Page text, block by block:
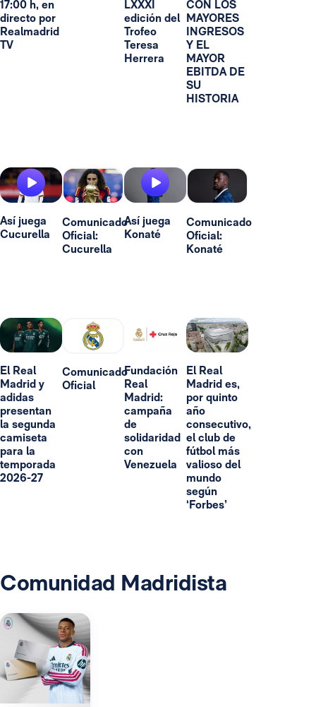
17:00 h, en
directo por
Realmadrid
TV
LXXXI
edición del
Trofeo
Teresa
Herrera
CON LOS
MAYORES
INGRESOS
Y EL
MAYOR
EBITDA DE
SU
HISTORIA
Así juega
Cucurella
Comunicado
Oficial:
Cucurella
Así juega
Konaté
Comunicado
Oficial:
Konaté
El Real
Madrid y
adidas
presentan
la segunda
camiseta
para la
temporada
2026-27
Comunicado
Oficial
Fundación
Real
Madrid:
campaña
de
solidaridad
con
Venezuela
El Real
Madrid es,
por quinto
año
consecutivo,
el club de
fútbol más
valioso del
mundo
según
‘Forbes’
Comunidad Madridista